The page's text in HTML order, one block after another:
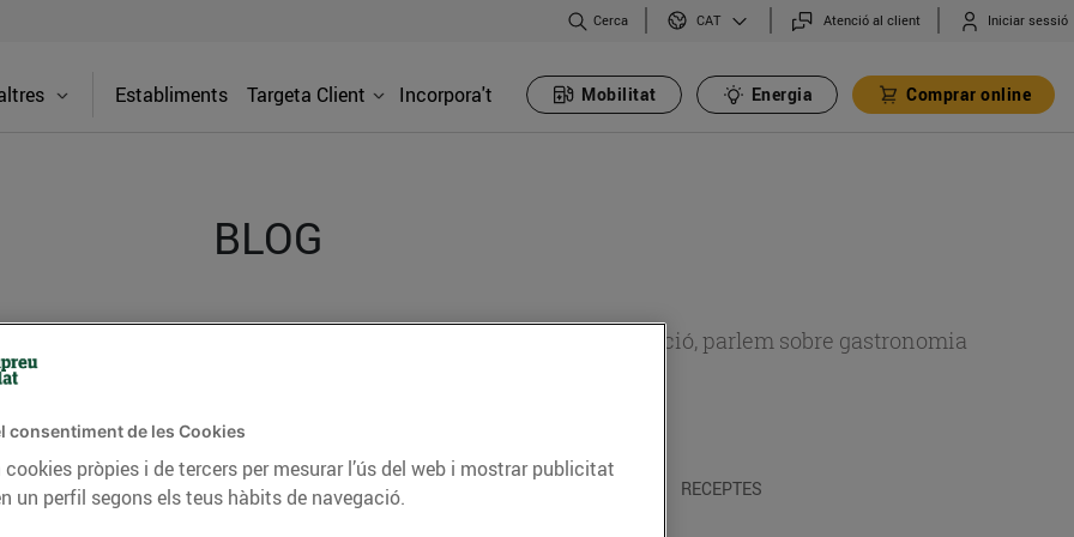
Cerca CAT Atenció al client Iniciar sessió
Establiments Targeta Client Incorpora't Mobilitat Energia Comprar online
BLOG
consells nutricionals, informació d’actualitat sobre alimentació, parlem sobre gastronomia
CONSELLS I HÀBITS SALUDABLES ENERGIA RECEPTES
consentiment de les Cookies
pròpies i de tercers per mesurar l’ús del web i mostrar publicitat
un perfil segons els teus hàbits de navegació.